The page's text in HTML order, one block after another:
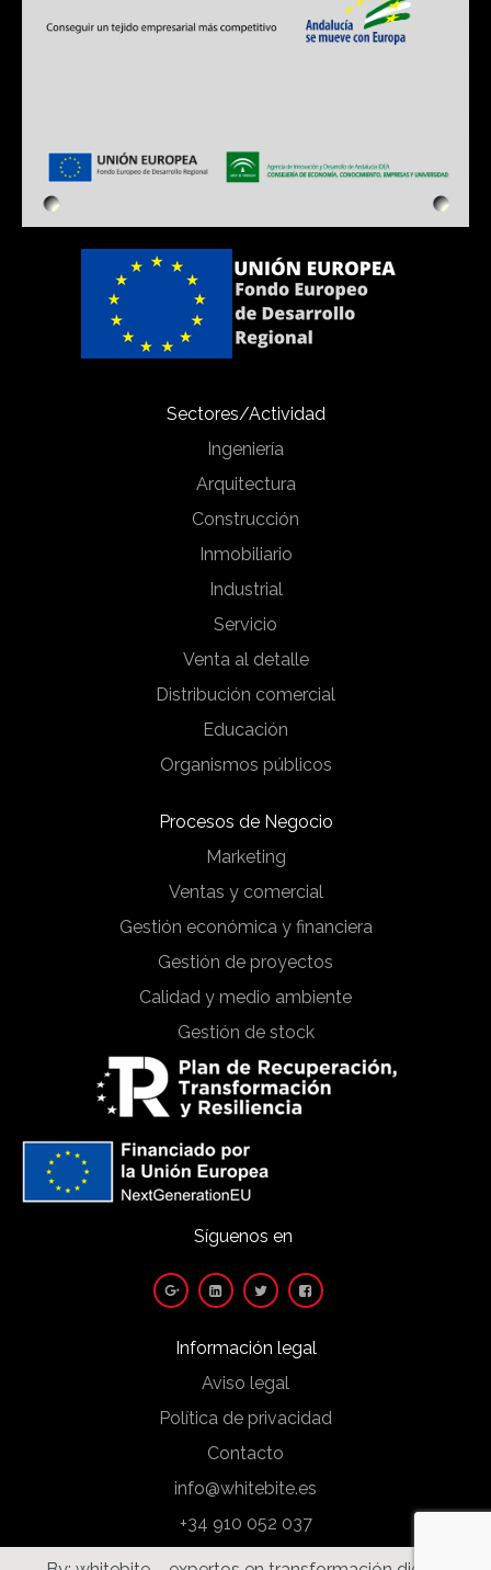
Sectores/Actividad
Ingeniería
Arquitectura
Construcción
Inmobiliario
Industrial
Servicio
Venta al detalle
Distribución comercial
Educación
Organismos públicos
Procesos de Negocio
Marketing
Ventas y comercial
Gestión económica y financiera
Gestión de proyectos
Calidad y medio ambiente
Gestión de stock
Síguenos en
Información legal
Aviso legal
Política de privacidad
Contacto
info@whitebite.es
+34 910 052 037